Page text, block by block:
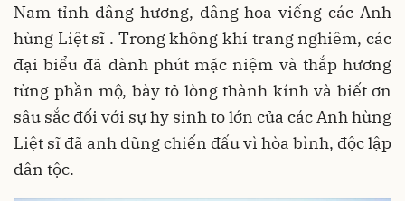
Nam tỉnh dâng hương, dâng hoa viếng các Anh
hùng Liệt sĩ . Trong không khí trang nghiêm, các
đại biểu đã dành phút mặc niệm và thắp hương
từng phần mộ, bày tỏ lòng thành kính và biết ơn
sâu sắc đối với sự hy sinh to lớn của các Anh hùng
Liệt sĩ đã anh dũng chiến đấu vì hòa bình, độc lập
dân tộc.